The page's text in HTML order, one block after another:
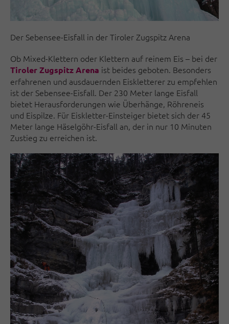
Der Sebensee-Eisfall in der Tiroler Zugspitz Arena
Ob Mixed-Klettern oder Klettern auf reinem Eis – bei der
Tiroler Zugspitz Arena ist beides geboten. Besonders
erfahrenen und ausdauernden Eiskletterer zu empfehlen
ist der Sebensee-Eisfall. Der 230 Meter lange Eisfall
bietet Herausforderungen wie Überhänge, Röhreneis
und Eispilze. Für Eiskletter-Einsteiger bietet sich der 45
Meter lange Häselgöhr-Eisfall an, der in nur 10 Minuten
Zustieg zu erreichen ist.